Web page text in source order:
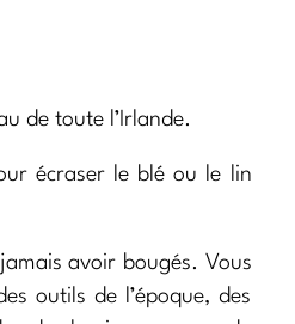
de toute l’Irlande.
écraser le blé ou le lin
avoir bougés. Vous
outils de l’époque, des